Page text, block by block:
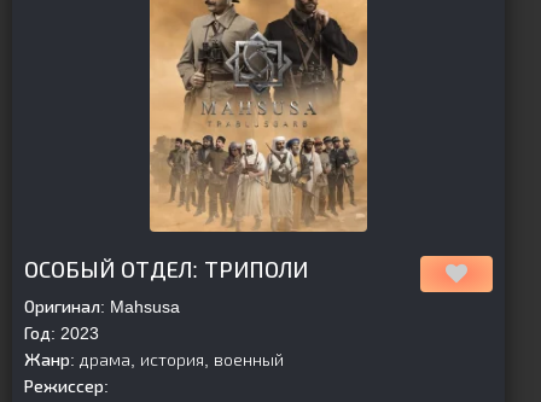
ОСОБЫЙ ОТДЕЛ: ТРИПОЛИ
Оригинал: Mahsusa
Год: 2023
Жанр: драма, история, военный
Режиссер: